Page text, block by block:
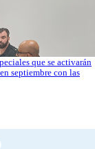
que se activarán
septiembre con las